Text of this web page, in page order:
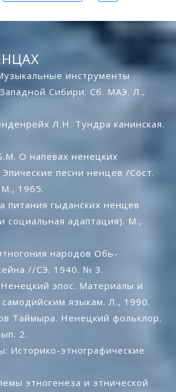
инструменты
Сибири: Сб. МАЭ. Л.,
Л.Н. Тундра канинская.
О напевах ненецких
Эпические песни ненцев /Cост.
1965.
питания гыданских ненцев
социальная адаптация). М.,
народов Обь-
//СЭ. 1940. № 3.
эпос. Материалы и
языкам. Л., 1990.
Таймыра. Ненецкий фольклор.
2.
Историко-этнографические
этногенеза и этнической